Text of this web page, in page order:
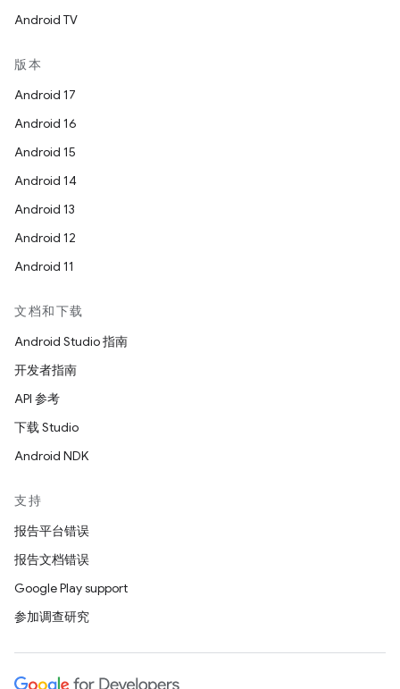
Android TV
版本
Android 17
Android 16
Android 15
Android 14
Android 13
Android 12
Android 11
文档和下载
Android Studio 指南
开发者指南
API 参考
下载 Studio
Android NDK
支持
报告平台错误
报告文档错误
Google Play support
参加调查研究